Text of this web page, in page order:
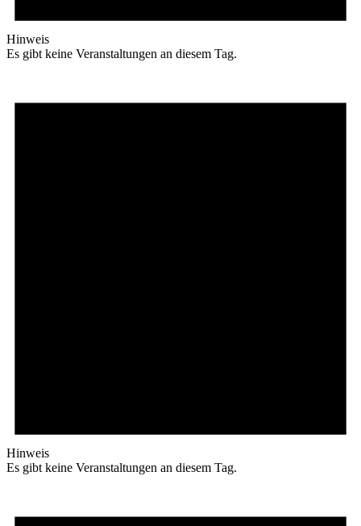
Hinweis
Es gibt keine Veranstaltungen an diesem Tag.
Hinweis
Es gibt keine Veranstaltungen an diesem Tag.